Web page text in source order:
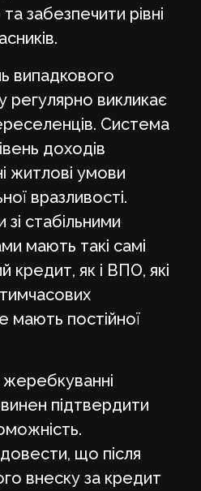
забезпечити рівні
випадкового
регулярно викликає
Система
доходів
житлові умови
вразливості.
стабільними
мають такі самі
кредит, як і ВПО, які
мають постійної
підтвердити
що після
внеску за кредит